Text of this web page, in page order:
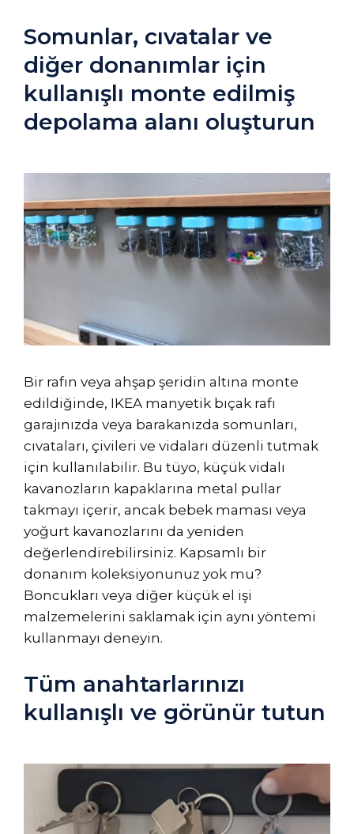
Somunlar, cıvatalar ve
diğer donanımlar için
kullanışlı monte edilmiş
depolama alanı oluşturun
Bir rafın veya ahşap şeridin altına monte
edildiğinde, IKEA manyetik bıçak rafı
garajınızda veya barakanızda somunları,
cıvataları, çivileri ve vidaları düzenli tutmak
için kullanılabilir. Bu tüyo, küçük vidalı
kavanozların kapaklarına metal pullar
takmayı içerir, ancak bebek maması veya
yoğurt kavanozlarını da yeniden
değerlendirebilirsiniz. Kapsamlı bir
donanım koleksiyonunuz yok mu?
Boncukları veya diğer küçük el işi
malzemelerini saklamak için aynı yöntemi
kullanmayı deneyin.
Tüm anahtarlarınızı
kullanışlı ve görünür tutun